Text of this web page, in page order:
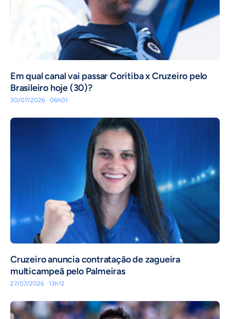
Em qual canal vai passar Coritiba x Cruzeiro pelo
Brasileiro hoje (30)?
30/07/2026 · 06h01
Cruzeiro anuncia contratação de zagueira
multicampeã pelo Palmeiras
27/07/2026 · 13h12